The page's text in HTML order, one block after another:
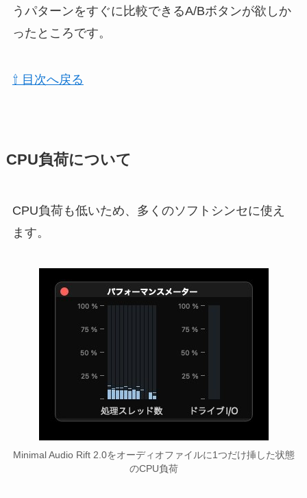
うパターンをすぐに比較できるA/Bボタンが欲しか
ったところです。
⇧ 目次へ戻る
CPU負荷について
CPU負荷も低いため、多くのソフトシンセに使え
ます。
Minimal Audio Rift 2.0をオーディオファイルに1つだけ挿した状態
のCPU負荷